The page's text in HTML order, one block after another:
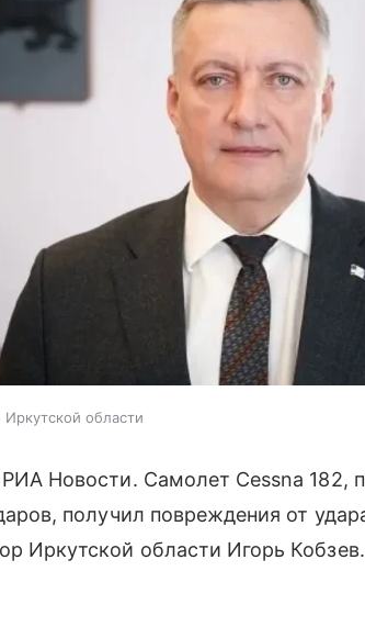
Иркутской области
Новости. Самолет Cessna 182,
получил повреждения от
Иркутской области Игорь Кобзев.